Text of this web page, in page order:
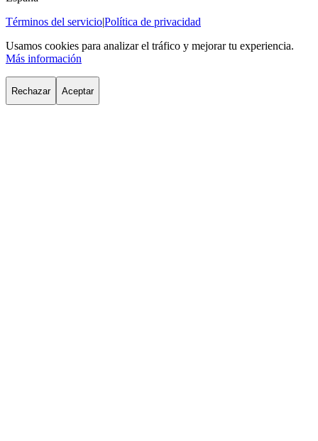
Términos del servicio|Política de privacidad
Usamos cookies para analizar el tráfico y mejorar tu experiencia.
Más información
Rechazar Aceptar